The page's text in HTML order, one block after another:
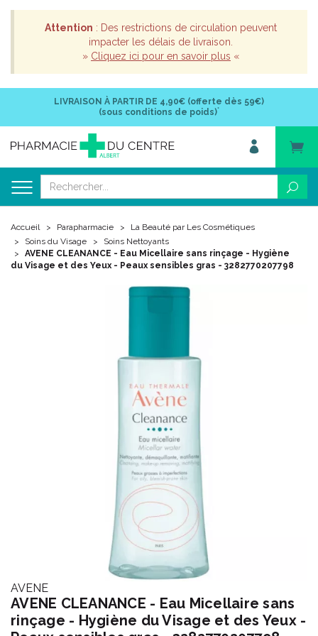
Attention : Des restrictions de circulation peuvent
impacter les délais de livraison.
» Cliquez ici pour en savoir plus «
LIVRAISON À PARTIR DE 4,90€ (offerte dès 59€)
(sous conditions de poids)*
Accueil Parapharmacie
La Beauté par Les Cosmétiques
Soins du Visage
Soins Nettoyants
AVENE CLEANANCE - Eau Micellaire sans rinçage - Hygiène
du Visage et des Yeux - Peaux sensibles gras - 3282770207798
AVENE
AVENE CLEANANCE - Eau Micellaire sans
rinçage - Hygiène du Visage et des Yeux -